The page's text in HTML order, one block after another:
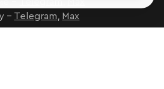
– Telegram Max